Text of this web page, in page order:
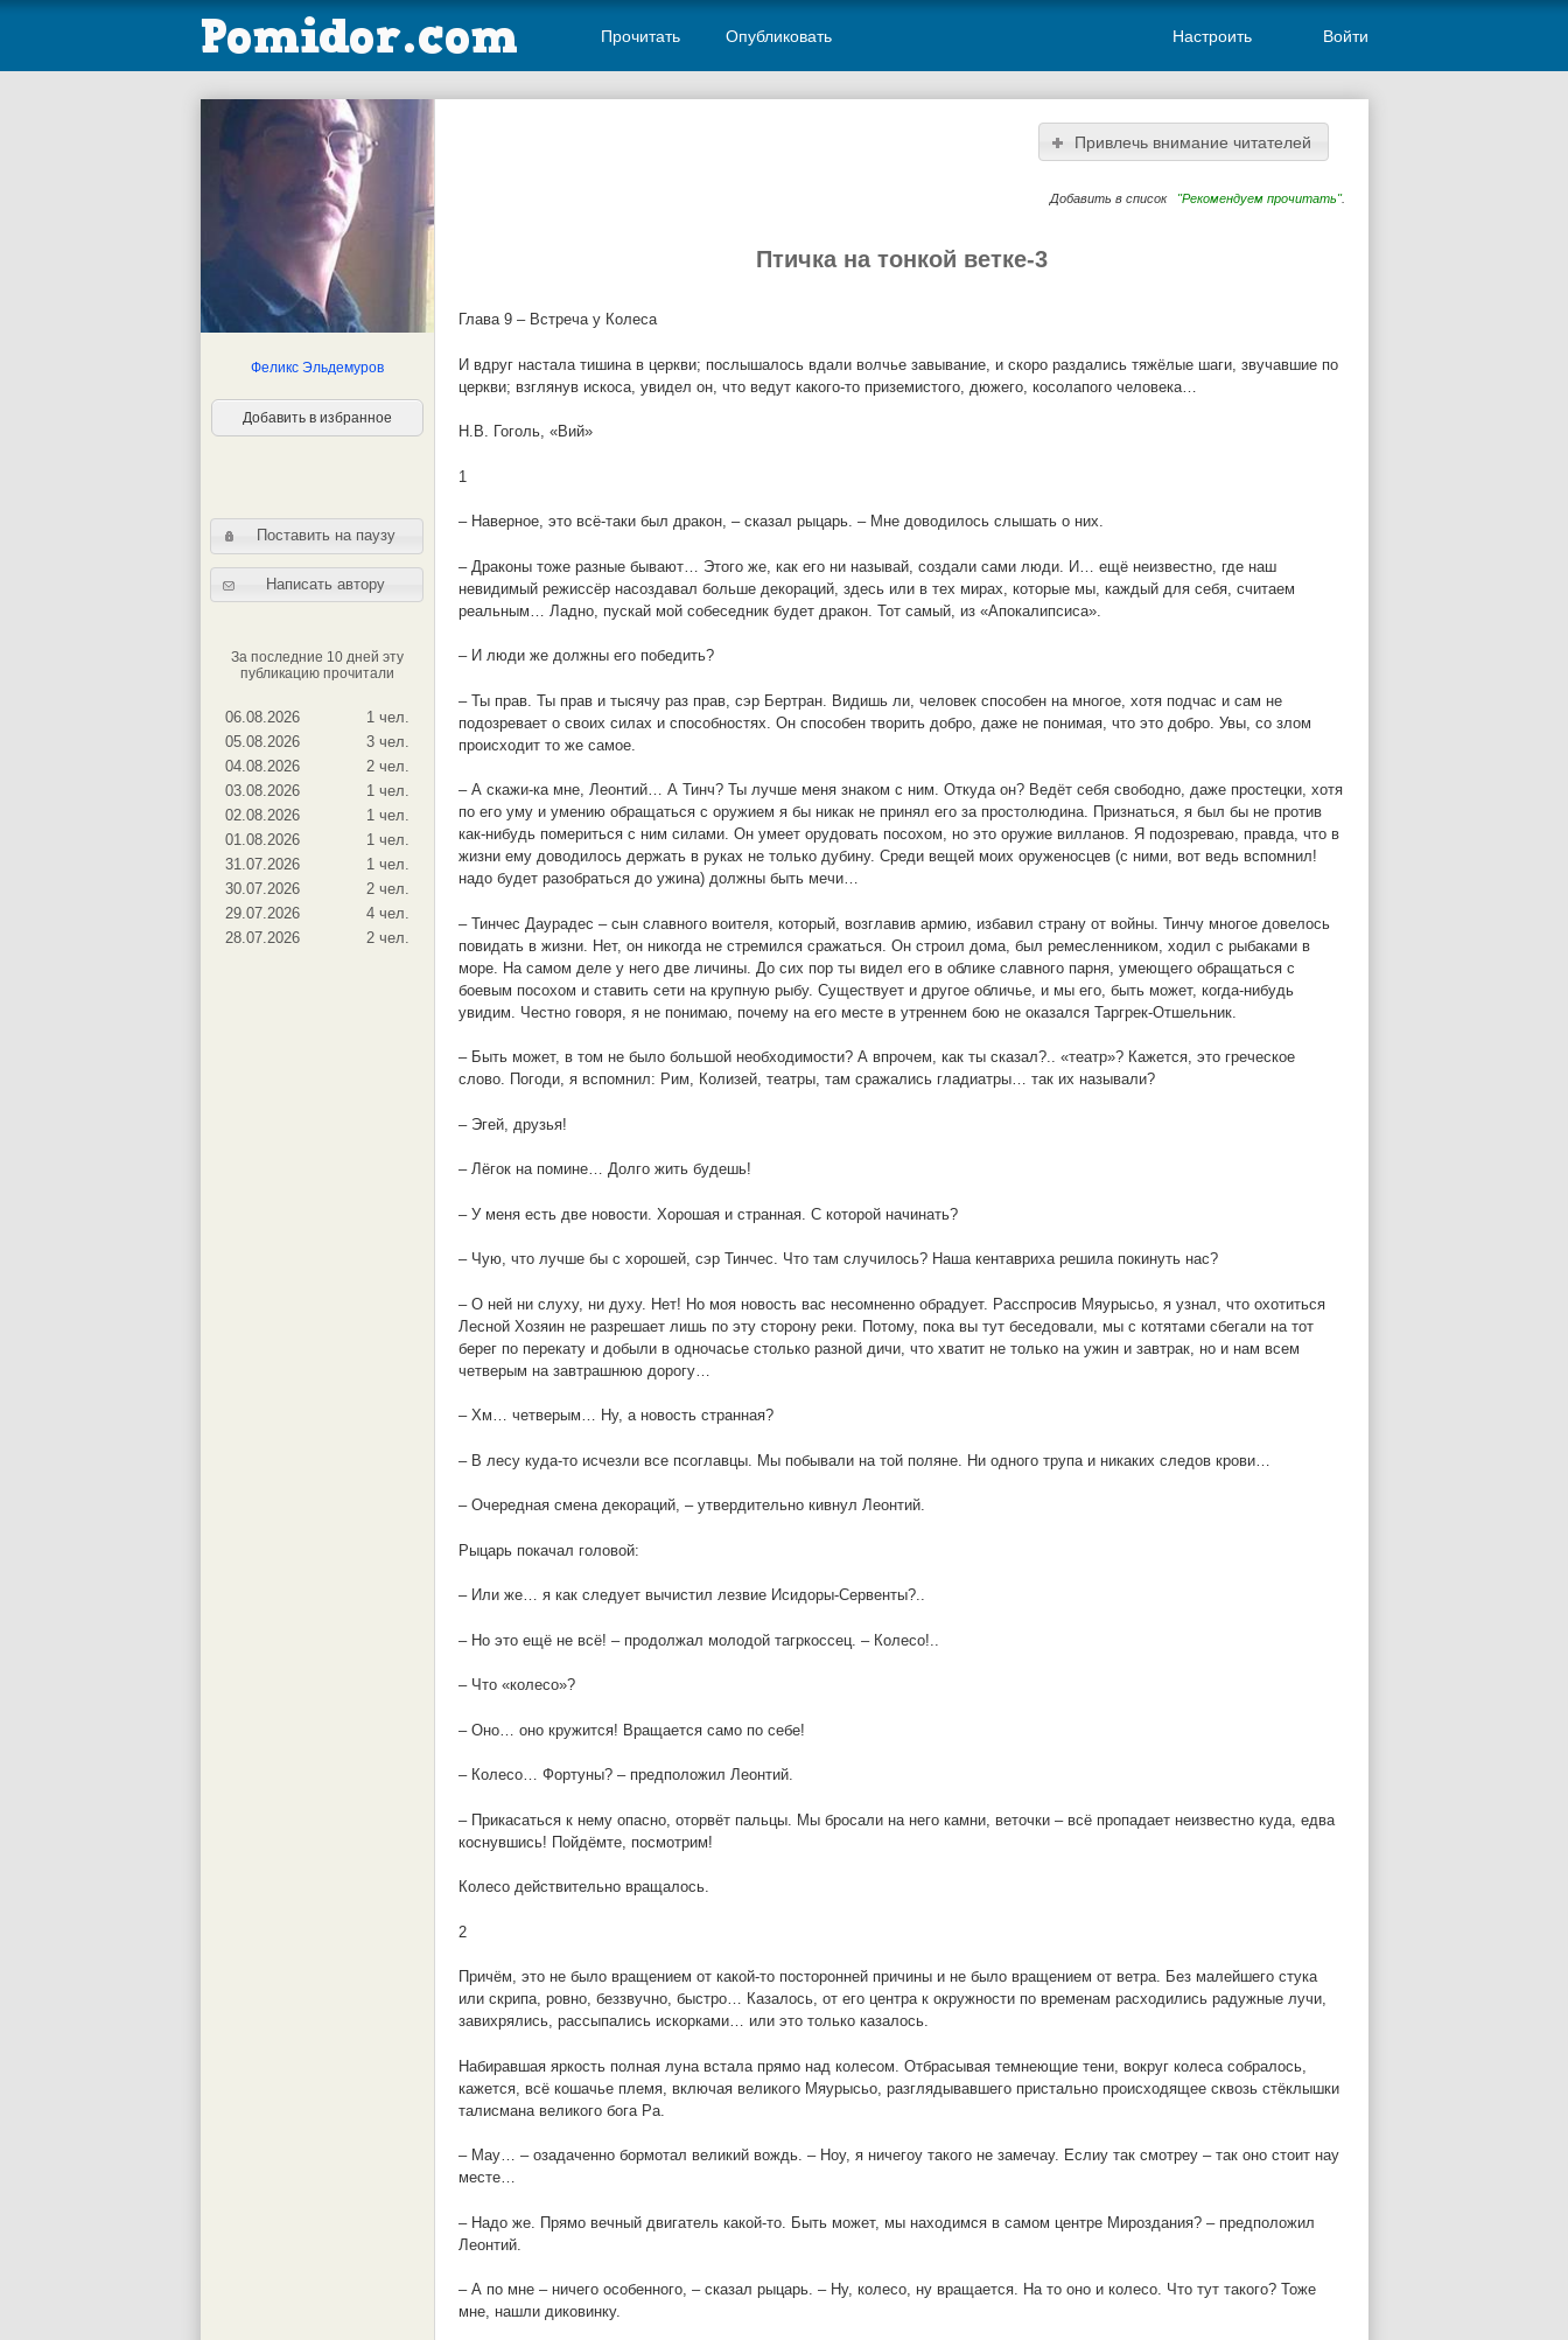
Прочитать Опубликовать Настроить Войти
Феликс Эльдемуров
Добавить в избранное
Поставить на паузу
Написать автору
За последние 10 дней эту
публикацию прочитали
06.08.2026
1 чел.
05.08.2026
3 чел.
04.08.2026
2 чел.
03.08.2026
1 чел.
02.08.2026
1 чел.
01.08.2026
1 чел.
31.07.2026
1 чел.
30.07.2026
2 чел.
29.07.2026
4 чел.
28.07.2026
2 чел.
Привлечь внимание читателей
Добавить в список "Рекомендуем прочитать".
Птичка на тонкой ветке-3
Глава 9 – Встреча у Колеса
И вдруг настала тишина в церкви; послышалось вдали волчье завывание, и скоро раздались тяжёлые шаги, звучавшие по
церкви; взглянув искоса, увидел он, что ведут какого-то приземистого, дюжего, косолапого человека…
Н.В. Гоголь, «Вий»
1
– Наверное, это всё-таки был дракон, – сказал рыцарь. – Мне доводилось слышать о них.
– Драконы тоже разные бывают… Этого же, как его ни называй, создали сами люди. И… ещё неизвестно, где наш
невидимый режиссёр насоздавал больше декораций, здесь или в тех мирах, которые мы, каждый для себя, считаем
реальным… Ладно, пускай мой собеседник будет дракон. Тот самый, из «Апокалипсиса».
– И люди же должны его победить?
– Ты прав. Ты прав и тысячу раз прав, сэр Бертран. Видишь ли, человек способен на многое, хотя подчас и сам не
подозревает о своих силах и способностях. Он способен творить добро, даже не понимая, что это добро. Увы, со злом
происходит то же самое.
– А скажи-ка мне, Леонтий… А Тинч? Ты лучше меня знаком с ним. Откуда он? Ведёт себя свободно, даже простецки, хотя
по его уму и умению обращаться с оружием я бы никак не принял его за простолюдина. Признаться, я был бы не против
как-нибудь помериться с ним силами. Он умеет орудовать посохом, но это оружие вилланов. Я подозреваю, правда, что в
жизни ему доводилось держать в руках не только дубину. Среди вещей моих оруженосцев (с ними, вот ведь вспомнил!
надо будет разобраться до ужина) должны быть мечи…
– Тинчес Даурадес – сын славного воителя, который, возглавив армию, избавил страну от войны. Тинчу многое довелось
повидать в жизни. Нет, он никогда не стремился сражаться. Он строил дома, был ремесленником, ходил с рыбаками в
море. На самом деле у него две личины. До сих пор ты видел его в облике славного парня, умеющего обращаться с
боевым посохом и ставить сети на крупную рыбу. Существует и другое обличье, и мы его, быть может, когда-нибудь
увидим. Честно говоря, я не понимаю, почему на его месте в утреннем бою не оказался Таргрек-Отшельник.
– Быть может, в том не было большой необходимости? А впрочем, как ты сказал?.. «театр»? Кажется, это греческое
слово. Погоди, я вспомнил: Рим, Колизей, театры, там сражались гладиатры… так их называли?
– Эгей, друзья!
– Лёгок на помине… Долго жить будешь!
– У меня есть две новости. Хорошая и странная. С которой начинать?
– Чую, что лучше бы с хорошей, сэр Тинчес. Что там случилось? Наша кентавриха решила покинуть нас?
– О ней ни слуху, ни духу. Нет! Но моя новость вас несомненно обрадует. Расспросив Мяурысьо, я узнал, что охотиться
Лесной Хозяин не разрешает лишь по эту сторону реки. Потому, пока вы тут беседовали, мы с котятами сбегали на тот
берег по перекату и добыли в одночасье столько разной дичи, что хватит не только на ужин и завтрак, но и нам всем
четверым на завтрашнюю дорогу…
– Хм… четверым… Ну, а новость странная?
– В лесу куда-то исчезли все псоглавцы. Мы побывали на той поляне. Ни одного трупа и никаких следов крови…
– Очередная смена декораций, – утвердительно кивнул Леонтий.
Рыцарь покачал головой:
– Или же… я как следует вычистил лезвие Исидоры-Сервенты?..
– Но это ещё не всё! – продолжал молодой тагркоссец. – Колесо!..
– Что «колесо»?
– Оно… оно кружится! Вращается само по себе!
– Колесо… Фортуны? – предположил Леонтий.
– Прикасаться к нему опасно, оторвёт пальцы. Мы бросали на него камни, веточки – всё пропадает неизвестно куда, едва
коснувшись! Пойдёмте, посмотрим!
Колесо действительно вращалось.
2
Причём, это не было вращением от какой-то посторонней причины и не было вращением от ветра. Без малейшего стука
или скрипа, ровно, беззвучно, быстро… Казалось, от его центра к окружности по временам расходились радужные лучи,
завихрялись, рассыпались искорками… или это только казалось.
Набиравшая яркость полная луна встала прямо над колесом. Отбрасывая темнеющие тени, вокруг колеса собралось,
кажется, всё кошачье племя, включая великого Мяурысьо, разглядывавшего пристально происходящее сквозь стёклышки
талисмана великого бога Ра.
– Мау… – озадаченно бормотал великий вождь. – Ноу, я ничегоу такого не замечау. Еслиу так смотреу – так оно стоит нау
месте…
– Надо же. Прямо вечный двигатель какой-то. Быть может, мы находимся в самом центре Мироздания? – предположил
Леонтий.
– А по мне – ничего особенного, – сказал рыцарь. – Ну, колесо, ну вращается. На то оно и колесо. Что тут такого? Тоже
мне, нашли диковинку.